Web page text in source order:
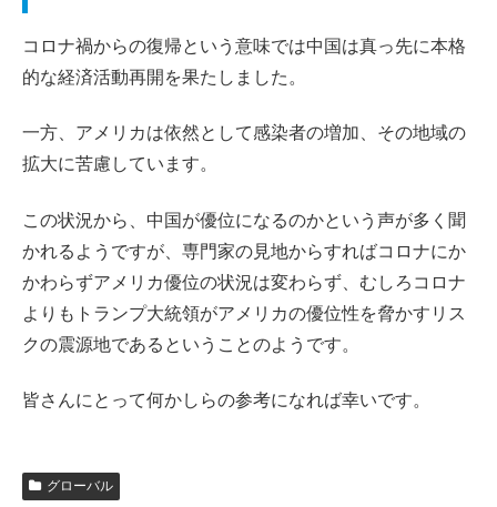
コロナ禍からの復帰という意味では中国は真っ先に本格
的な経済活動再開を果たしました。
一方、アメリカは依然として感染者の増加、その地域の
拡大に苦慮しています。
この状況から、中国が優位になるのかという声が多く聞
かれるようですが、専門家の見地からすればコロナにか
かわらずアメリカ優位の状況は変わらず、むしろコロナ
よりもトランプ大統領がアメリカの優位性を脅かすリス
クの震源地であるということのようです。
皆さんにとって何かしらの参考になれば幸いです。
グローバル